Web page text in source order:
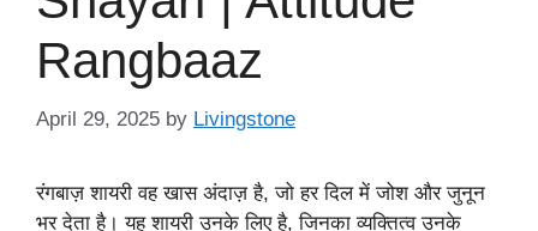
Rangbaaz
April 29, 2025 by Livingstone
रंगबाज़ शायरी वह खास अंदाज़ है, जो हर दिल में जोश और जुनून
भर देता है। यह शायरी उनके लिए है, जिनका व्यक्तित्व उनके